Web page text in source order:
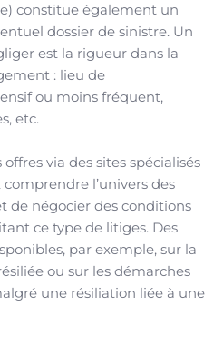
constitue également un
dossier de sinistre. Un
est la rigueur dans la
: lieu de
ou moins fréquent,
etc.
via des sites spécialisés
l’univers des
de négocier des conditions
ce type de litiges. Des
par exemple, sur la
ou sur les démarches
une résiliation liée à une